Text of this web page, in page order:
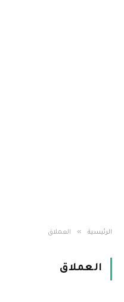
الرئيسية » العملاق
العملاق